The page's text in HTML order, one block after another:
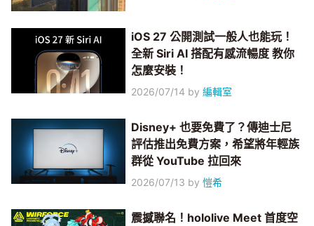
iOS 27 公開測試一般人也能玩！
全新 Siri AI 搭配有感流暢度 教你
怎麼安裝！
2026/07/14 by編輯室
Disney+ 也要免費了？傳迪士尼
評估推出免費方案，希望將年輕族
群從 YouTube 拉回來
2026/07/13 by愷希
震撼聯名！hololive Meet 首度空